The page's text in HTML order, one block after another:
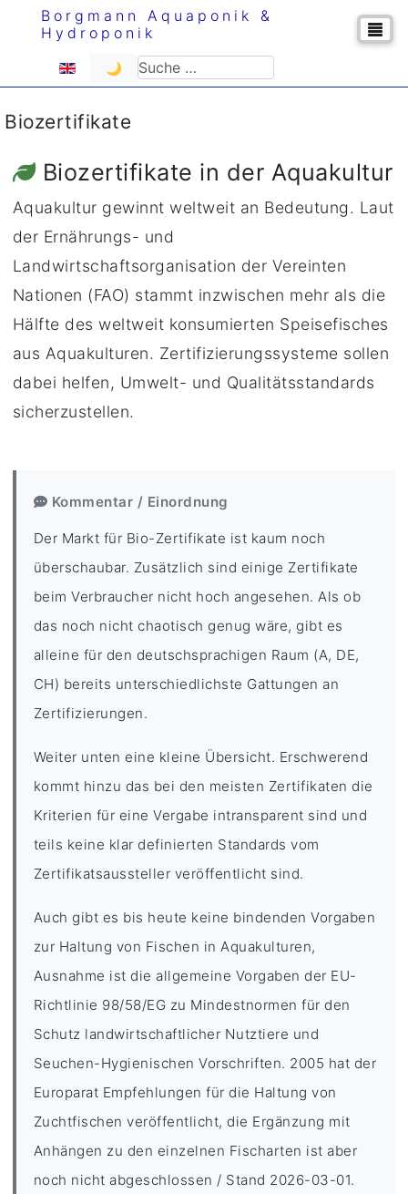
Borgmann Aquaponik &
Hydroponik
Sprache auswählen
🌙 Suchen
Biozertifikate
Biozertifikate in der Aquakultur
Aquakultur gewinnt weltweit an Bedeutung. Laut
der Ernährungs- und
Landwirtschaftsorganisation der Vereinten
Nationen (FAO) stammt inzwischen mehr als die
Hälfte des weltweit konsumierten Speisefisches
aus Aquakulturen. Zertifizierungssysteme sollen
dabei helfen, Umwelt- und Qualitätsstandards
sicherzustellen.
Kommentar / Einordnung
Der Markt für Bio-Zertifikate ist kaum noch
überschaubar. Zusätzlich sind einige Zertifikate
beim Verbraucher nicht hoch angesehen. Als ob
das noch nicht chaotisch genug wäre, gibt es
alleine für den deutschsprachigen Raum (A, DE,
CH) bereits unterschiedlichste Gattungen an
Zertifizierungen.
Weiter unten eine kleine Übersicht. Erschwerend
kommt hinzu das bei den meisten Zertifikaten die
Kriterien für eine Vergabe intransparent sind und
teils keine klar definierten Standards vom
Zertifikatsaussteller veröffentlicht sind.
Auch gibt es bis heute keine bindenden Vorgaben
zur Haltung von Fischen in Aquakulturen,
Ausnahme ist die allgemeine Vorgaben der EU-
Richtlinie 98/58/EG zu Mindestnormen für den
Schutz landwirtschaftlicher Nutztiere und
Seuchen-Hygienischen Vorschriften. 2005 hat der
Europarat Empfehlungen für die Haltung von
Zuchtfischen veröffentlicht, die Ergänzung mit
Anhängen zu den einzelnen Fischarten ist aber
noch nicht abgeschlossen / Stand 2026-03-01.